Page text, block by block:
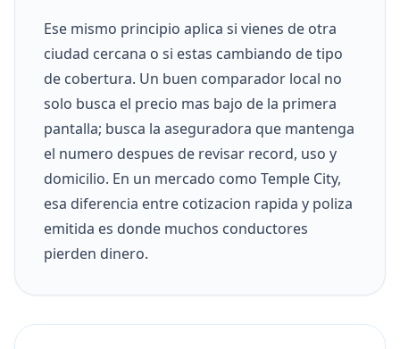
Ese mismo principio aplica si vienes de otra
ciudad cercana o si estas cambiando de tipo
de cobertura. Un buen comparador local no
solo busca el precio mas bajo de la primera
pantalla; busca la aseguradora que mantenga
el numero despues de revisar record, uso y
domicilio. En un mercado como Temple City,
esa diferencia entre cotizacion rapida y poliza
emitida es donde muchos conductores
pierden dinero.